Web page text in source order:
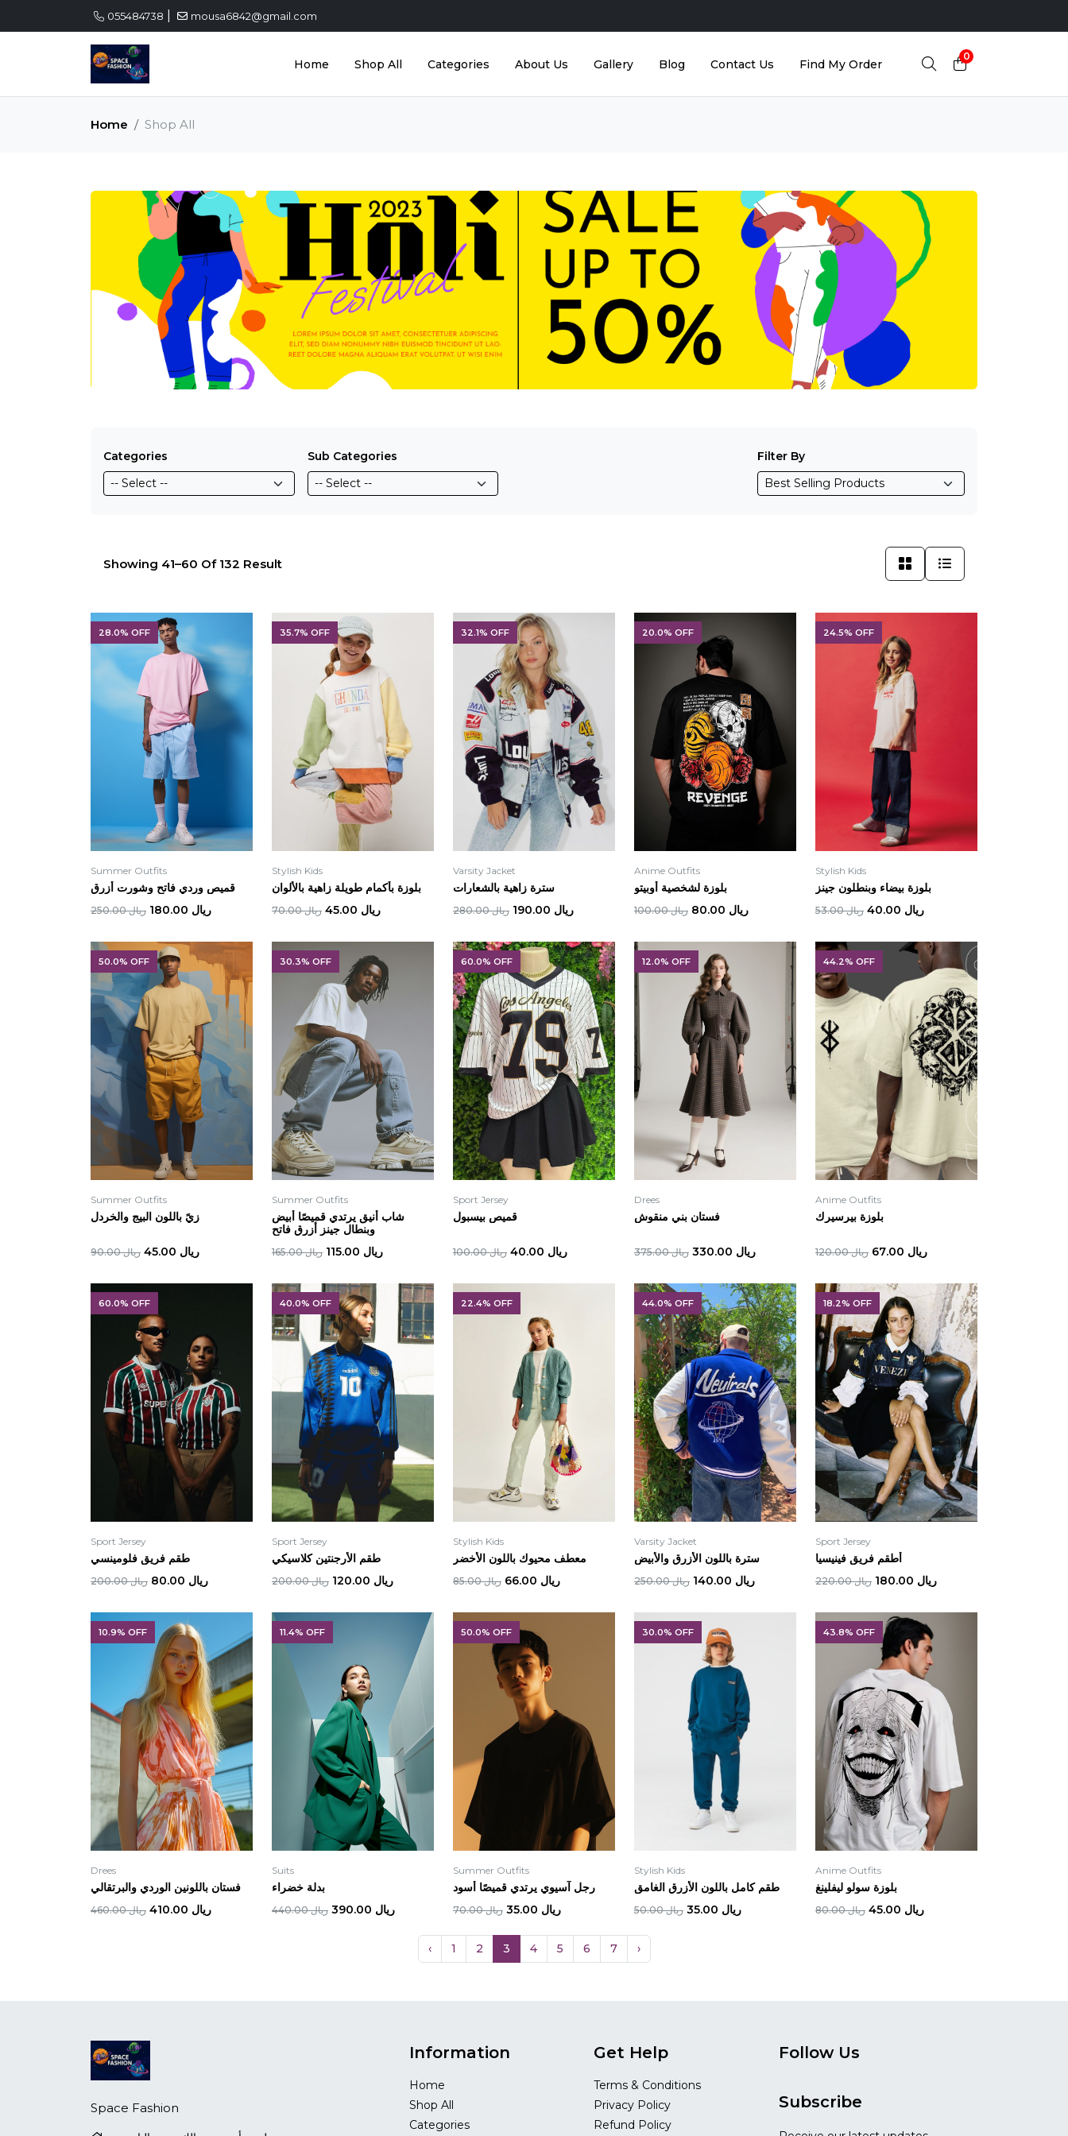
055484738 mousa6842@gmail.com
Home Shop All Categories About Us Gallery Blog Contact Us Find My Order
0
Home Shop All
Categories Sub Categories Filter By
Showing 41–60 Of 132 Result
28.0% OFF
Summer Outfits
قميص وردي فاتح وشورت أزرق
ريال 180.00
ريال 250.00
35.7% OFF
Stylish Kids
بلوزة بأكمام طويلة زاهية بالألوان
ريال 45.00
ريال 70.00
32.1% OFF
Varsity Jacket
سترة زاهية بالشعارات
ريال 190.00
ريال 280.00
20.0% OFF
Anime Outfits
بلوزة لشخصية أوبيتو
ريال 80.00
ريال 100.00
24.5% OFF
Stylish Kids
بلوزة بيضاء وبنطلون جينز
ريال 40.00
ريال 53.00
50.0% OFF
Summer Outfits
زيً باللون البيج والخردل
ريال 45.00 ريال 90.00
30.3% OFF
Summer Outfits
شاب أنيق يرتدي قميصًا أبيض
وبنطال جينز أزرق فاتح
ريال 115.00
ريال 165.00
60.0% OFF
Sport Jersey
قميص بيسبول
ريال 40.00 ريال 100.00
12.0% OFF
Drees
فستان بني منقوش
ريال 330.00 ريال 375.00
44.2% OFF
Anime Outfits
بلوزة بيرسيرك
ريال 67.00 ريال 120.00
60.0% OFF
Sport Jersey
طقم فريق فلومينسي
ريال 80.00
ريال 200.00
40.0% OFF
Sport Jersey
طقم الأرجنتين كلاسيكي
ريال 120.00
ريال 200.00
22.4% OFF
Stylish Kids
معطف محيوك باللون الأخضر
ريال 66.00
ريال 85.00
44.0% OFF
Varsity Jacket
سترة باللون الأزرق والأبيض
ريال 140.00
ريال 250.00
18.2% OFF
Sport Jersey
أطقم فريق فينيسيا
ريال 180.00
ريال 220.00
10.9% OFF
Drees
فستان باللونين الوردي والبرتقالي
ريال 410.00
ريال 460.00
11.4% OFF
Suits
بدلة خضراء
ريال 390.00
ريال 440.00
50.0% OFF
Summer Outfits
رجل آسيوي يرتدي قميصًا أسود
ريال 35.00
ريال 70.00
30.0% OFF
Stylish Kids
طقم كامل باللون الأزرق الغامق
ريال 35.00
ريال 50.00
43.8% OFF
Anime Outfits
بلوزة سولو ليفلينغ
ريال 45.00
ريال 80.00
‹ 1 2 3 4 5 6 7 ›
Space Fashion
Information
Home
Shop All
Categories
Get Help
Terms & Conditions
Privacy Policy
Refund Policy
Follow Us
Subscribe